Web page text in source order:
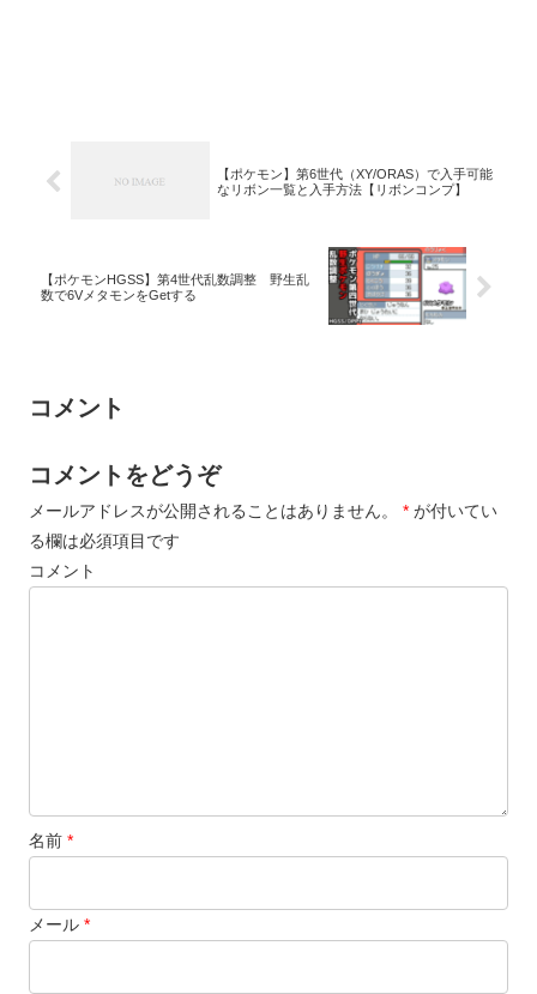
【ポケモン】第6世代（XY/ORAS）で入手可能
なリボン一覧と入手方法【リボンコンプ】
【ポケモンHGSS】第4世代乱数調整 野生乱
数で6VメタモンをGetする
コメント
コメントをどうぞ
メールアドレスが公開されることはありません。 * が付いてい
る欄は必須項目です
コメント
名前 *
メール *